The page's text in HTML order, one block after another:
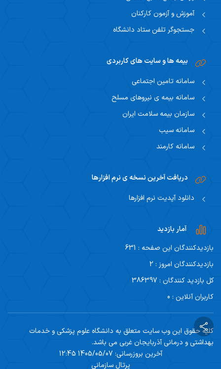
آموزش و آزمون کارکنان
جستجوگر تلفن ستاد دانشگاه
بیمه ها و سایت های کاربردی
سامانه تامین اجتماعی
سامانه بیمه ی نیروهای مسلح
سازمان بیمه سلامت ایران
سامانه سیب
سامانه کارمند
دریافت آخرین نسخه ی نرم افزارها
دانلود آپدیت نرم افزارها
آمار بازدید
بازدیدکنندگان این صفحه : 631
بازدیدکنندگان امروز : 2
کل بازدید کنندگان : 386397
کاربران آنلاین : 0
کلیه حقوق این وب سایت متعلق به دانشگاه علوم پزشکی و خدمات
بهداشتی و درمانی آذربایجان غربی می باشد.
آخرین بروزرسانی: 1405/05/07 12:45
پرتال سازمانی